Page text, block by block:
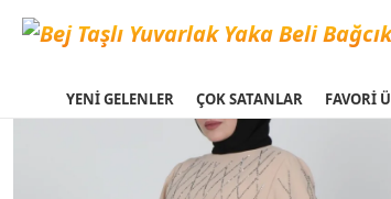
YENİ GELENLER ÇOK SATANLAR FAVORİ